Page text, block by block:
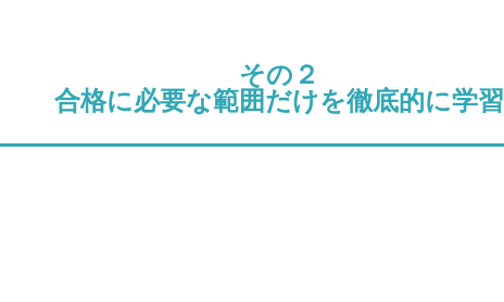
その２
合格に必要な範囲だけを徹底的に学習